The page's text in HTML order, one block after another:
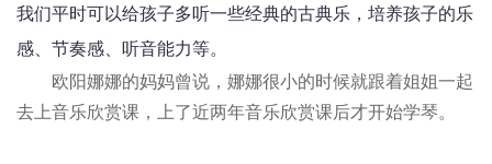
我们平时可以给孩子多听一些经典的古典乐，培养孩子的乐
感、节奏感、听音能力等。
欧阳娜娜的妈妈曾说，娜娜很小的时候就跟着姐姐一起
去上音乐欣赏课，上了近两年音乐欣赏课后才开始学琴。